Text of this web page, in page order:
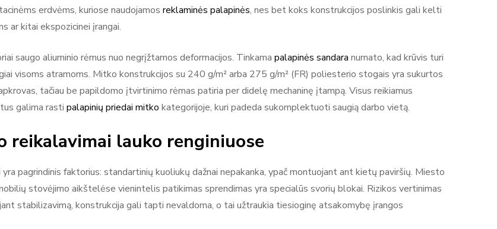
erdvėms, kuriose naudojamos reklaminės palapinės, nes bet koks konstrukcijos poslinkis gali kelti
ar kitai ekspozicinei įrangai.
saugo aliuminio rėmus nuo negrįžtamos deformacijos. Tinkama palapinės sandara numato, kad krūvis turi
visoms atramoms. Mitko konstrukcijos su 240 g/m² arba 275 g/m² (FR) poliesterio stogais yra sukurtos
tačiau be papildomo įtvirtinimo rėmas patiria per didelę mechaninę įtampą. Visus reikiamus
galima rasti palapinių priedai mitko kategorijoje, kuri padeda sukomplektuoti saugią darbo vietą.
reikalavimai lauko renginiuose
pagrindinis faktorius: standartinių kuoliukų dažnai nepakanka, ypač montuojant ant kietų paviršių. Miesto
stovėjimo aikštelėse vienintelis patikimas sprendimas yra specialūs svorių blokai. Rizikos vertinimas
stabilizavimą, konstrukcija gali tapti nevaldoma, o tai užtraukia tiesioginę atsakomybę įrangos